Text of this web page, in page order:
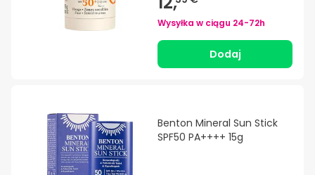
Wysyłka w ciągu 24-72h
Dodaj
Benton Mineral Sun Stick
SPF50 PA++++ 15g